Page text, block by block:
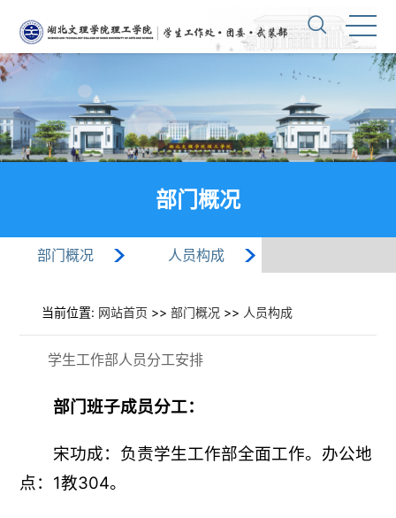
部门概况
部门概况 人员构成
当前位置: 网站首页 >>部门概况 >> 人员构成
学生工作部人员分工安排
部门班子成员分工：
宋功成：负责学生工作部全面工作。办公地
点：1教304。